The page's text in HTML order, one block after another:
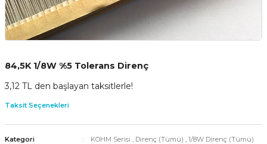
84,5K 1/8W %5 Tolerans Direnç
3,12 TL den başlayan taksitlerle!
Taksit Seçenekleri
Kategori KOHM Serisi , Direnç (Tümü) , 1/8W Direnç (Tümü)